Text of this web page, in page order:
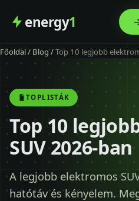
energy1
Főoldal
Szolgáltatás
Árak
Modellek
Kapcsolat
Főoldal/ Blog/Top 10 legjobb
TOPLISTÁK
Top 10
SUV 2026-ban
A legjobb elektromos
hatótáv és kényelem.